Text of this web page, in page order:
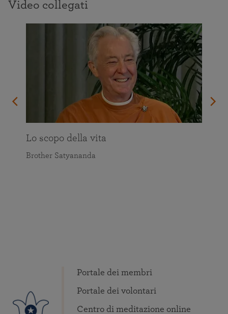
Video collegati
Lo scopo della vita
Brother Satyananda
Portale dei membri
Portale dei volontari
Centro di meditazione online